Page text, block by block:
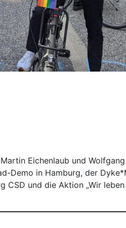
Eichenlaub und
Demo in Hamburg, der
CSD und die Aktion „Wir